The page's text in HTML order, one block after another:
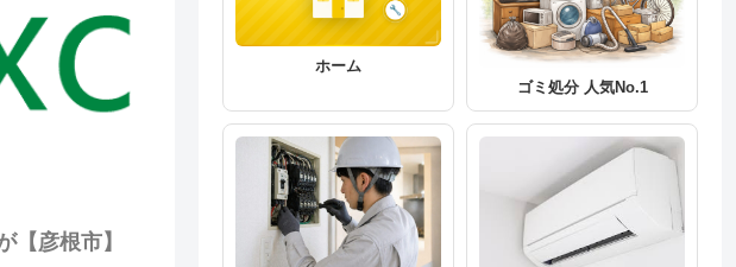
【彦根市】
ホーム
ゴミ処分 人気No.1